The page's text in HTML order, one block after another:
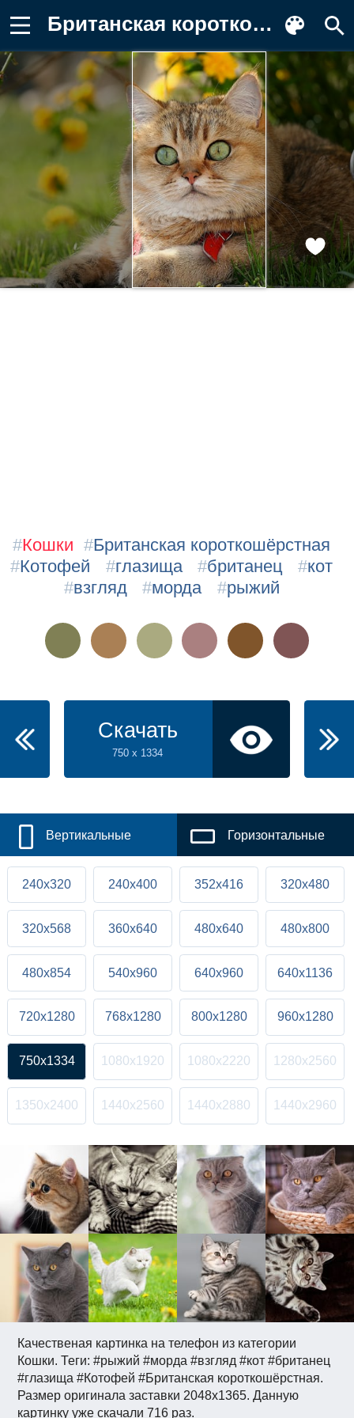
Британская короткошёрстная, Котофей Заставка на телефон
Качественая картинка на телефон из категории
Кошки. Теги: #рыжий #морда #взгляд #кот #британец
#глазища #Котофей #Британская короткошёрстная.
Размер оригинала заставки 2048x1365. Данную
картинку уже скачали 716 раз.
#Кошки #Британская короткошёрстная
#Котофей #глазища #британец #кот
#взгляд #морда #рыжий
Скачать
750 x 1334
Вертикальные Горизонтальные
240x320 240x400 352x416 320x480
320x568 360x640 480x640 480x800
480x854 540x960 640x960 640x1136
720x1280 768x1280 800x1280 960x1280
750x1334 1080x1920 1080x2220 1280x2560
1350x2400 1440x2560 1440x2880 1440x2960